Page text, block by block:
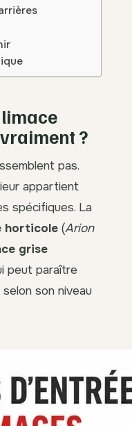
?
pas.
appartient
spécifiques. La
horticole (Arion
grise
peut paraître
son niveau